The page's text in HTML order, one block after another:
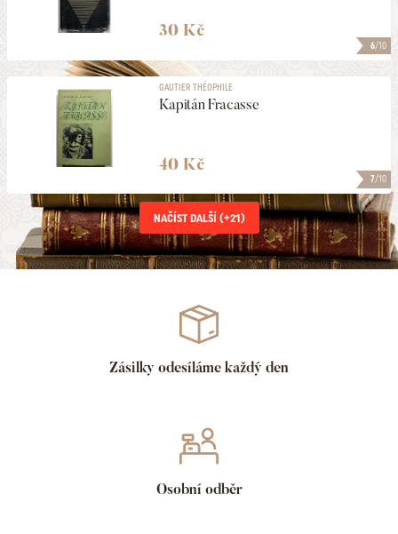
6/10
30 Kč
7/10
GAUTIER THÉOPHILE
Kapitán Fracasse
40 Kč
NAČÍST DALŠÍ (+21)
Zásilky odesíláme každý den
Osobní odběr